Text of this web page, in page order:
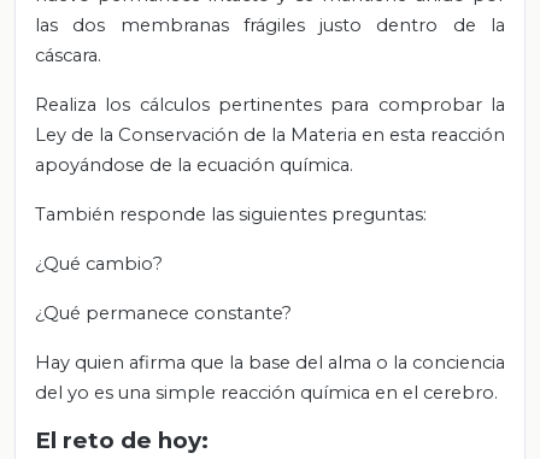
las dos membranas frágiles justo dentro de la
cáscara.
Realiza los cálculos pertinentes para comprobar la
Ley de la Conservación de la Materia en esta reacción
apoyándose de la ecuación química.
También responde las siguientes preguntas:
¿Qué cambio?
¿Qué permanece constante?
Hay quien afirma que la base del alma o la conciencia
del yo es una simple reacción química en el cerebro.
El reto de hoy: